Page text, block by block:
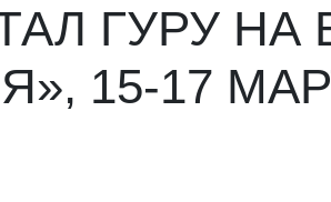
ГУРУ НА
15-17